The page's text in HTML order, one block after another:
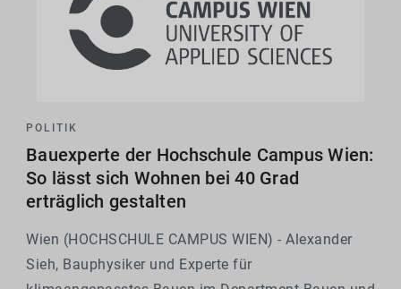
POLITIK
Bauexperte der Hochschule Campus Wien:
So lässt sich Wohnen bei 40 Grad
erträglich gestalten
Wien (HOCHSCHULE CAMPUS WIEN) - Alexander
Sieh, Bauphysiker und Experte für